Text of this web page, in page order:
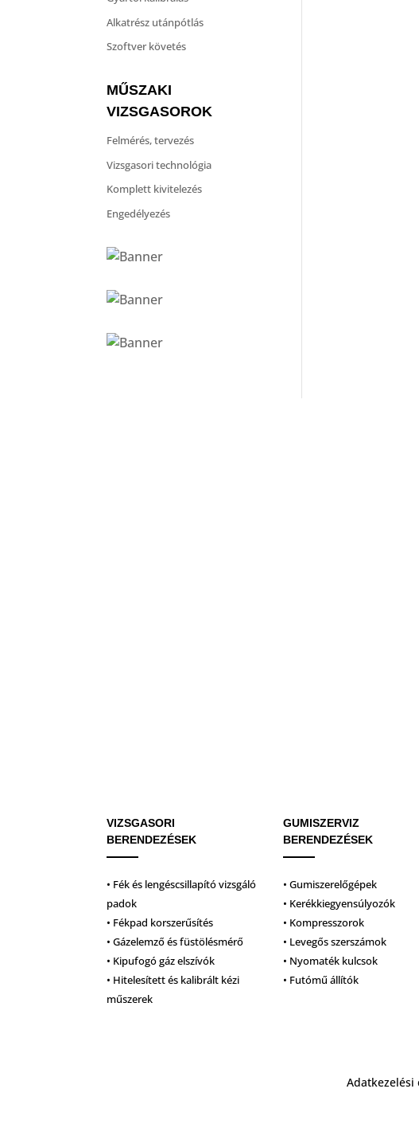
Alkatrész utánpótlás
Szoftver követés
MŰSZAKI
VIZSGASOROK
Felmérés, tervezés
Vizsgasori technológia
Komplett kivitelezés
Engedélyezés
VIZSGASORI
BERENDEZÉSEK
• Fék és lengéscsillapító vizsgáló
padok
• Fékpad korszerűsítés
• Gázelemző és füstölésmérő
• Kipufogó gáz elszívók
• Hitelesített és kalibrált kézi
műszerek
GUMISZERVIZ
BERENDEZÉSEK
• Gumiszerelőgépek
• Kerékkiegyensúlyozók
• Kompresszorok
• Levegős szerszámok
• Nyomaték kulcsok
• Futómű állítók
Adatkezelési